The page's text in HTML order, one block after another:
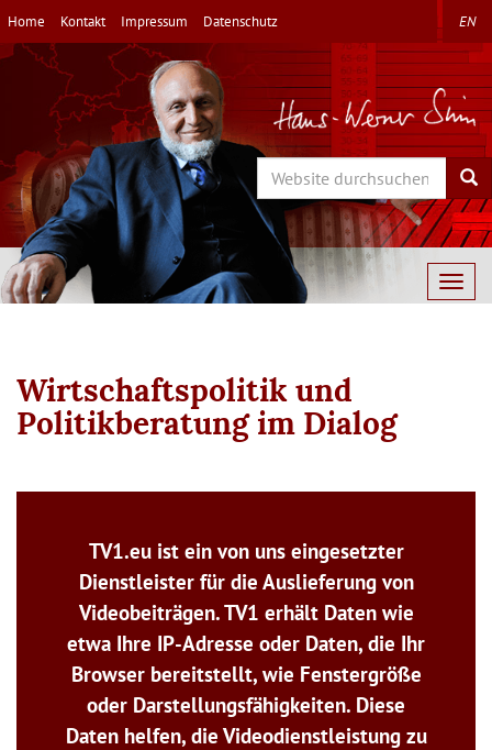
Direkt
zum
Inhalt
Home Kontakt Impressum Datenschutz EN
Search
Wirtschaftspolitik und
Politikberatung im Dialog
TV1.eu ist ein von uns eingesetzter
Dienstleister für die Auslieferung von
Videobeiträgen. TV1 erhält Daten wie
etwa Ihre IP-Adresse oder Daten, die Ihr
Browser bereitstellt, wie Fenstergröße
oder Darstellungsfähigkeiten. Diese
Daten helfen, die Videodienstleistung zu